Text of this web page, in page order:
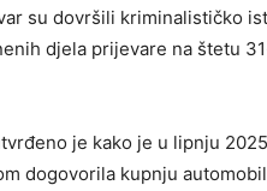
su dovršili kriminalističko
djela prijevare na štetu
je kako je u lipnju
dogovorila kupnju